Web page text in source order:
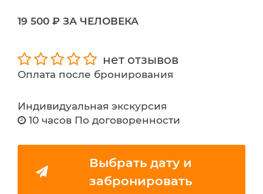
19 500 ₽ ЗА ЧЕЛОВЕКА
нет отзывов
Оплата после бронирования
Индивидуальная экскурсия
10 часов По договоренности
Выбрать дату и
забронировать